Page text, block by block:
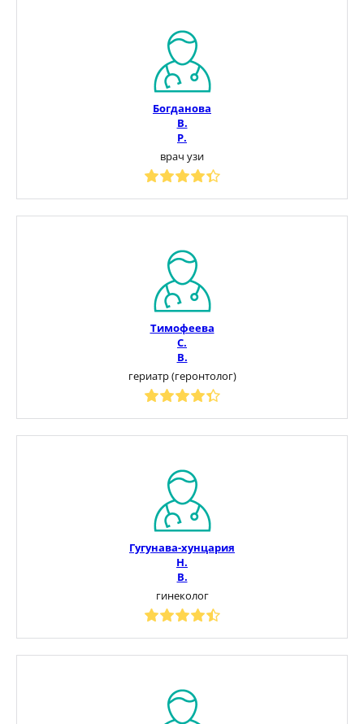
Богданова
В.
Р.
врач узи
Тимофеева
С.
В.
гериатр (геронтолог)
Гугунава-хунцария
Н.
В.
гинеколог